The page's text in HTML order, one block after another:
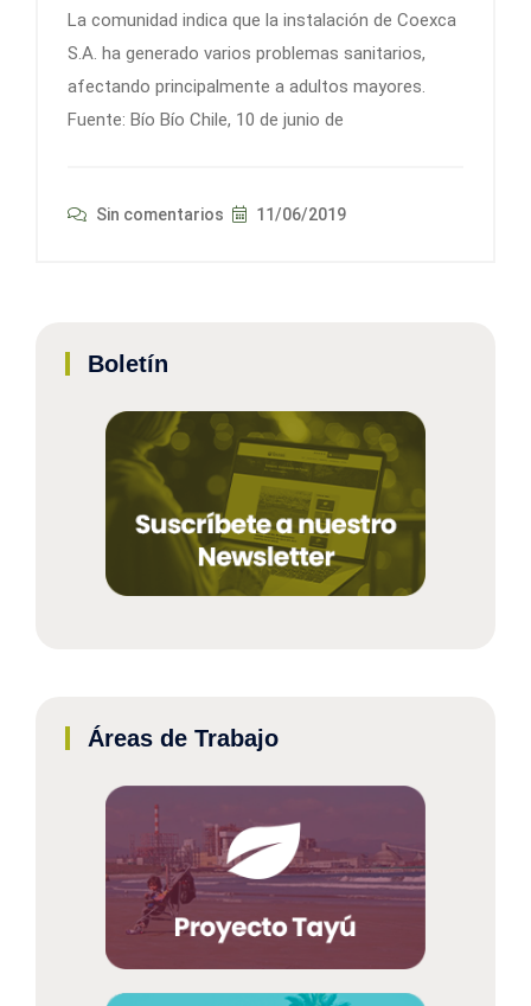
La comunidad indica que la instalación de Coexca
S.A. ha generado varios problemas sanitarios,
afectando principalmente a adultos mayores.
Fuente: Bío Bío Chile, 10 de junio de
Sin comentarios 11/06/2019
Boletín
Áreas de Trabajo